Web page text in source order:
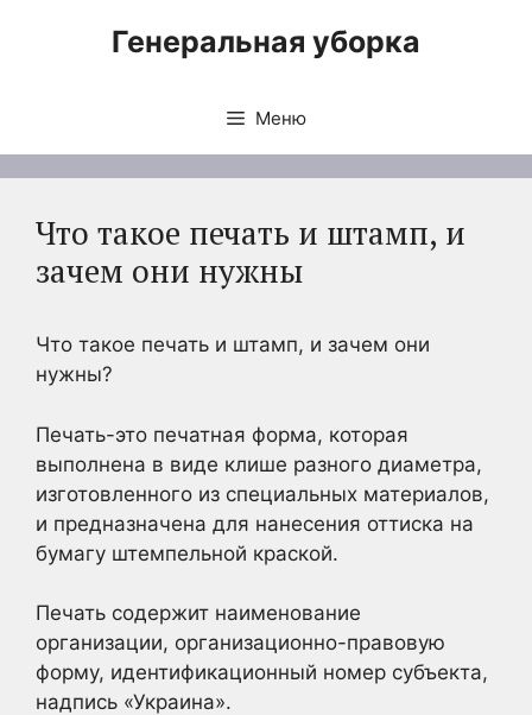
Генеральная уборка
Меню
Что такое печать и штамп, и
зачем они нужны
Что такое печать и штамп, и зачем они
нужны?
Печать-это печатная форма, которая
выполнена в виде клише разного диаметра,
изготовленного из специальных материалов,
и предназначена для нанесения оттиска на
бумагу штемпельной краской.
Печать содержит наименование
организации, организационно-правовую
форму, идентификационный номер субъекта,
надпись «Украина».